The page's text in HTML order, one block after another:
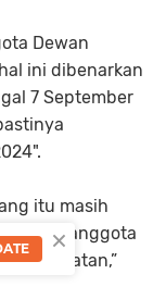
Dewan
ini dibenarkan
7 September
itu masih
anggota
×